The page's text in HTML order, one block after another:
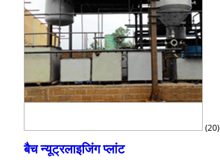
(20)
बैच न्यूट्रलाइजिंग प्लांट